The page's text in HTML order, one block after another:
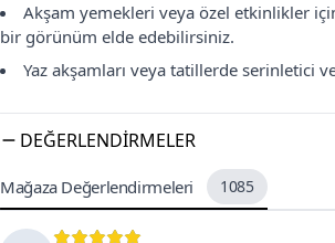
Akşam yemekleri veya özel etkinlikler
bir görünüm elde edebilirsiniz.
Yaz akşamları veya tatillerde serinletici
DEĞERLENDIRMELER
Mağaza Değerlendirmeleri 1085